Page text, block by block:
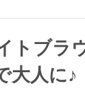
トブラ
大人に